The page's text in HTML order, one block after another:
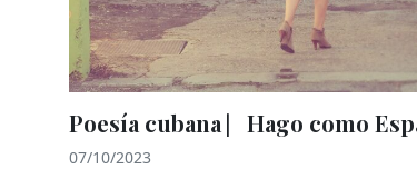
Poesía cubana ⎸Hago como
07/10/2023